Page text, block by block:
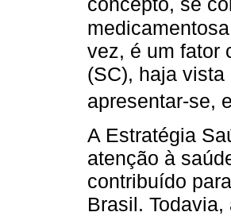
vez, é um fator
(SC), haja
apresentar-se,
A Estratégia
atenção à
contribuído
Brasil.